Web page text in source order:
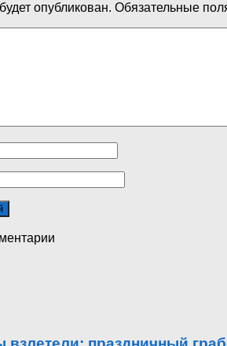
опубликован. Обязательные